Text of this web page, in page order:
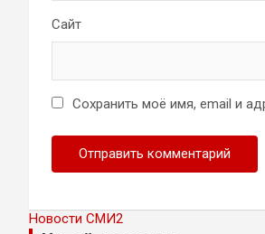
Сайт
Сохранить моё имя, email и
Новости СМИ2